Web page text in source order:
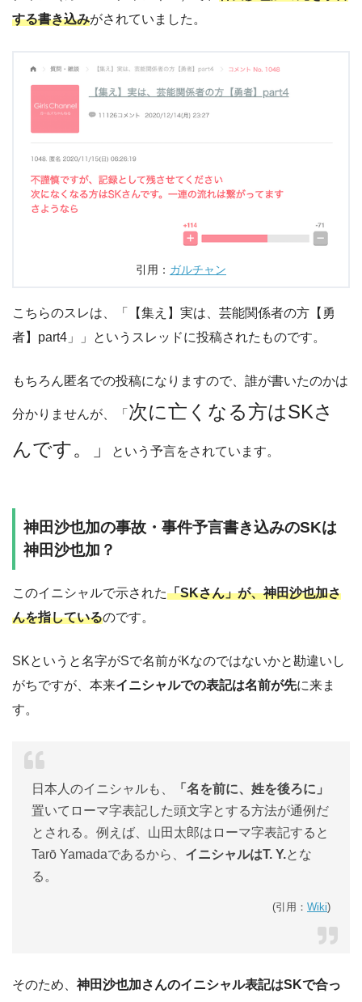
する書き込みがされていました。
引用： ガルチャン
こちらのスレは、「【集え】実は、芸能関係者の方【勇
者】part4」」というスレッドに投稿されたものです。
もちろん匿名での投稿になりますので、誰が書いたのかは
分かりませんが、「 次に亡くなる方はSKさ
んです。」
という予言をされています。
神田沙也加の事故・事件予言書き込みのSKは
神田沙也加？
このイニシャルで示された「SKさん」が、神田沙也加さ
んを指しているのです。
SKというと名字がSで名前がKなのではないかと勘違いし
がちですが、本来イニシャルでの表記は名前が先に来ま
す。
日本人のイニシャルも、
「名を前に、姓を後ろに」
置いてローマ字表記した頭文字とする方法が通例だ
とされる。例えば、山田太郎はローマ字表記すると
Tarō Yamadaであるから、 イニシャルはT. Y.とな
る。
(引用： Wiki)
そのため、 神田沙也加さんのイニシャル表記はSKで合っ